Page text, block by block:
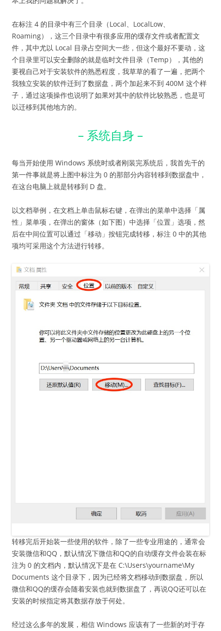
在标注 4 的目录中有三个目录（Local、LocalLow、
Roaming），这三个目录中有很多应用的缓存文件或者配置文
件，其中尤以 Local 目录占空间大一些，但这个最好不要动，这
个目录里可以安全删除的就是临时文件目录（Temp），其他的
要视自己对于安装软件的熟悉程度，我草草的看了一遍，把两个
我独立安装的软件迁到了数据盘，两个加起来不到 400M 这个样
子，通过这项操作也说明了如果对其中的软件比较熟悉，也是可
以迁移到其他地方的。
– 系统自身 –
每当开始使用 Windows 系统时或者刚装完系统后，我首先干的
第一件事就是将上图中标注为 0 的那部分内容转移到数据盘中，
在这台电脑上就是转移到 D 盘。
以文档举例，在文档上单击鼠标右键，在弹出的菜单中选择「属
性」菜单项，在弹出的窗体（如下图）中选择「位置」选项，然
后在中间位置可以通过「移动」按钮完成转移，标注 0 中的其他
项均可采用这个方法进行转移。
转移完后开始装一些使用的软件，除了一些专业用途的，通常会
安装微信和QQ，默认情况下微信和QQ的自动缓存文件会装在标
注为 0 的文档内，默认情况下是在 C:\Users\yourname\My
Documents 这个目录下，因为已经将文档移动到数据盘，所以
微信和QQ的缓存会随着安装也就到数据盘了，再说QQ还可以在
安装的时候指定将其数据存放于何处。
经过这么多年的发展，相信 Windows 应该有了一些新的对于存